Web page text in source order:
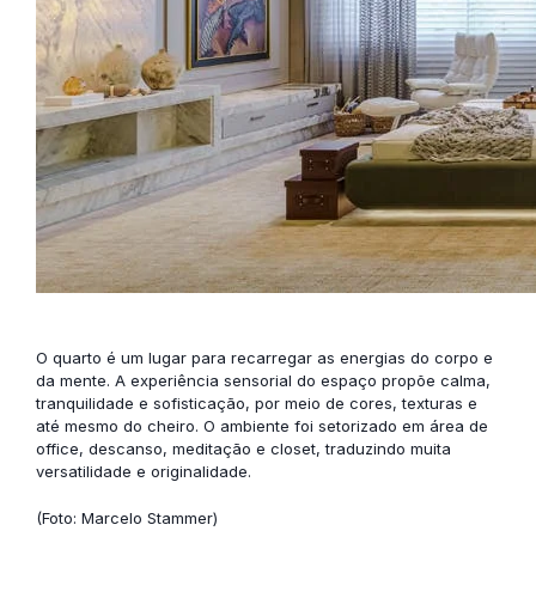
O quarto é um lugar para recarregar as energias do corpo e
da mente. A experiência sensorial do espaço propõe calma,
tranquilidade e sofisticação, por meio de cores, texturas e
até mesmo do cheiro. O ambiente foi setorizado em área de
office, descanso, meditação e closet, traduzindo muita
versatilidade e originalidade.
(Foto: Marcelo Stammer)